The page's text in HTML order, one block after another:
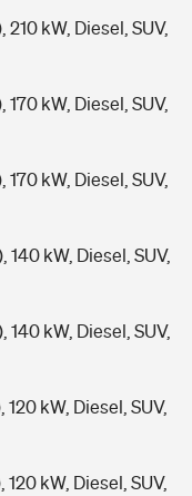
210 kW, Diesel, SUV,
170 kW, Diesel, SUV,
170 kW, Diesel, SUV,
140 kW, Diesel, SUV,
140 kW, Diesel, SUV,
kW, Diesel, SUV,
kW, Diesel, SUV,